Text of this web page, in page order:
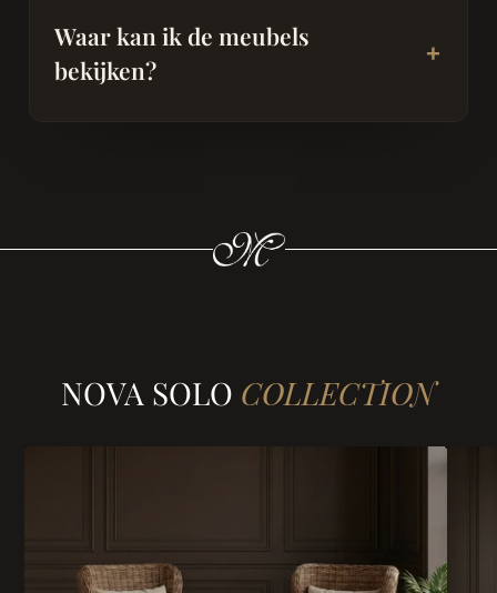
Waar kan ik de meubels
bekijken?
NOVA SOLO COLLECTION